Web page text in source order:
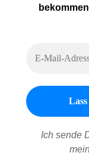
Ich sende